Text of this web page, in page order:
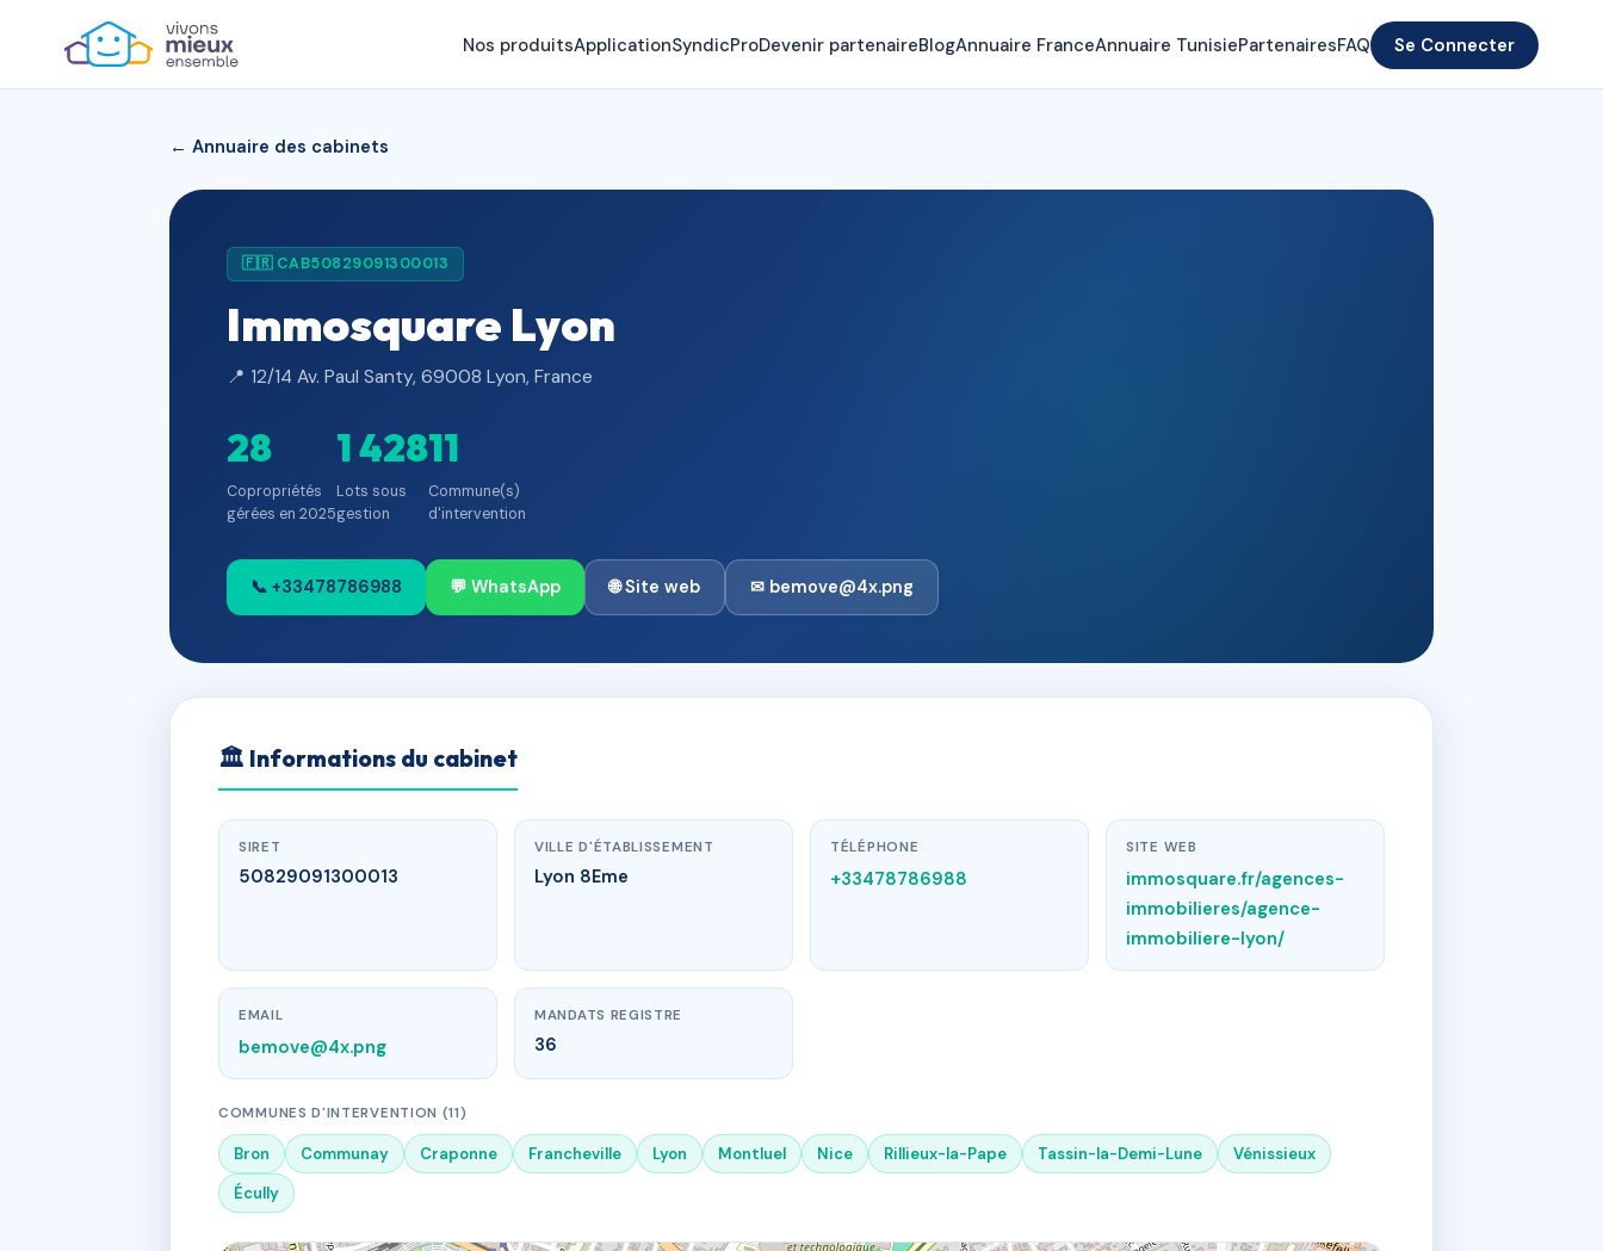
Nos produitsApplicationSyndicProDevenir partenaireBlogAnnuaire FranceAnnuaire TunisiePartenairesFAQ Se Connecter
← Annuaire des cabinets
🇫🇷 CAB50829091300013
Immosquare Lyon
📍 12/14 Av. Paul Santy, 69008 Lyon, France
28
Copropriétés
gérées en 2025
1 428
Lots sous
gestion
11
Commune(s)
d'intervention
📞 +33478786988 💬 WhatsApp 🌐 Site web ✉ bemove@4x.png
🏛 Informations du cabinet
SIRET
50829091300013
VILLE D'ÉTABLISSEMENT
Lyon 8Eme
TÉLÉPHONE
+33478786988
SITE WEB
immosquare.fr/agences-
immobilieres/agence-
immobiliere-lyon/
EMAIL
bemove@4x.png
MANDATS REGISTRE
36
COMMUNES D'INTERVENTION (11)
Bron Communay Craponne Francheville Lyon Montluel Nice Rillieux-la-Pape Tassin-la-Demi-Lune
Vénissieux
Écully